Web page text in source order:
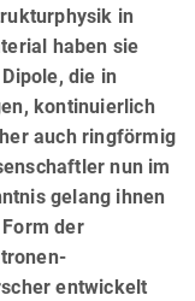
in
haben sie
die in
kontinuierlich
auch ringförmig
nun im
gelang ihnen
der
entwickelt